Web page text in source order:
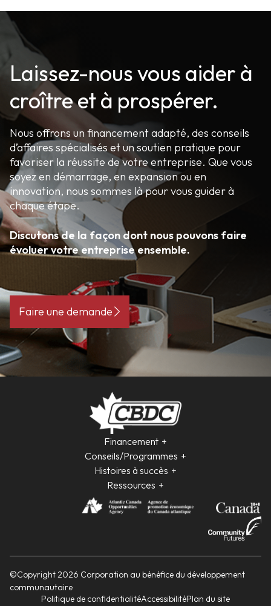
Laissez-nous vous aider à
croître et à prospérer.
Nous offrons un financement adapté, des conseils
d’affaires spécialisés et un soutien pratique pour
favoriser la réussite de votre entreprise. Que vous
soyez en démarrage, en expansion ou en
innovation, nous sommes là pour vous guider à
chaque étape.
Discutons de la façon dont nous pouvons faire
évoluer votre entreprise ensemble.
Faire une demande
Financement
Conseils/Programmes
Histoires à succès
Ressources
©Copyright 2026 Corporation au bénéfice du développement
communautaire
Politique de confidentialitéAccessibilitéPlan du site